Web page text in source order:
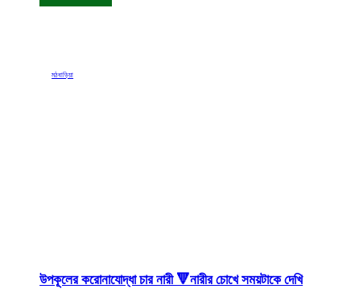
মঠবাড়িয়া
উপকূলের করোনাযোদ্ধা চার নারী 🔻নারীর চোখে সময়টাকে দেখি